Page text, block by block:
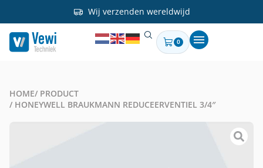
Wij verzenden wereldwijd
0
HOME/ PRODUCT
/ HONEYWELL BRAUKMANN REDUCEERVENTIEL 3/4″